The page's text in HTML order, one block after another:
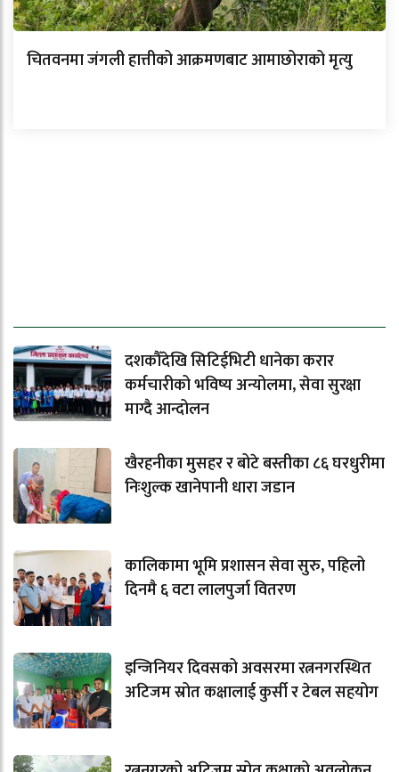
चितवनमा जंगली हात्तीको आक्रमणबाट आमाछोराको मृत्यु
दशकौँदेखि सिटिईभिटी धानेका करार
कर्मचारीको भविष्य अन्योलमा, सेवा सुरक्षा
माग्दै आन्दोलन
खैरहनीका मुसहर र बोटे बस्तीका ८६ घरधुरीमा
निःशुल्क खानेपानी धारा जडान
कालिकामा भूमि प्रशासन सेवा सुरु, पहिलो
दिनमै ६ वटा लालपुर्जा वितरण
इन्जिनियर दिवसको अवसरमा रत्ननगरस्थित
अटिजम स्रोत कक्षालाई कुर्सी र टेबल सहयोग